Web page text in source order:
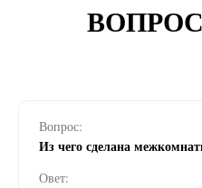
Вопрос:
Из чего сделана
Овет: